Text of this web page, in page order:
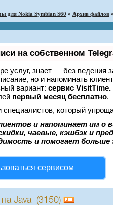
для Nokia Symbian S60 » Архив файлов »
на собственном
услуг, знает — без ведения
но и напоминать
вариант: сервис VisitTime.
первый месяц бесплатно.
который
и напоминает им о
чаевые, кэшбэк и
и помогает
сервисом
Java (3150)